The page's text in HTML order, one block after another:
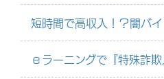
短時間で高収入！？闇バイ
ｅラーニングで『特殊詐